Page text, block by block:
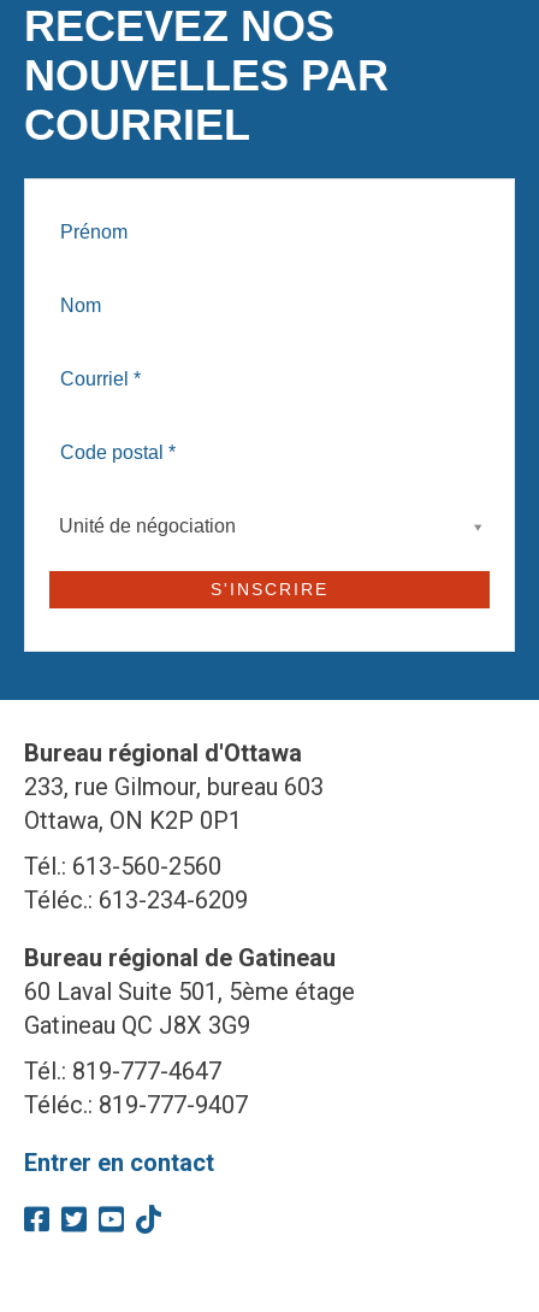
RECEVEZ NOS
NOUVELLES PAR
COURRIEL
Unité de négociation
Bureau régional d'Ottawa
233, rue Gilmour, bureau 603
Ottawa, ON K2P 0P1
Tél.: 613-560-2560
Téléc.: 613-234-6209
Bureau régional de Gatineau
60 Laval Suite 501, 5ème étage
Gatineau QC J8X 3G9
Tél.: 819-777-4647
Téléc.: 819-777-9407
Entrer en contact